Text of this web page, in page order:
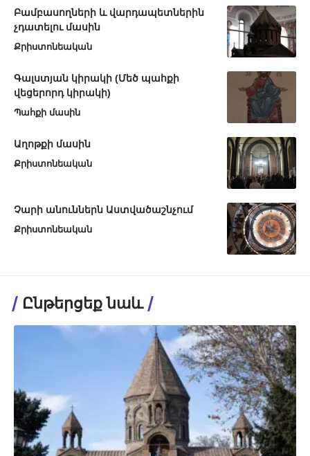
Բամբասողների և վարդապետներին
չդատելու մասին
Քրիստոնեական
Գալստյան կիրակի (Մեծ պահքի
վեցերորդ կիրակի)
Պահքի մասին
Աղոթքի մասին
Քրիստոնեական
Չարի անուններն Աստվածաշնչում
Քրիստոնեական
Ընթերցեք նաև